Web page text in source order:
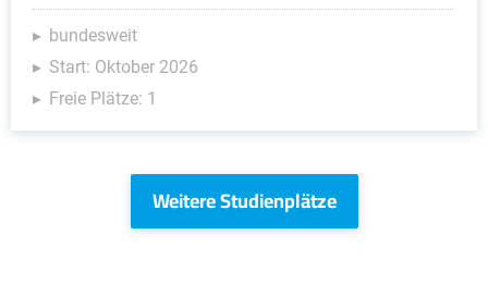
bundesweit
Start: Oktober 2026
Freie Plätze: 1
Weitere Studienplätze